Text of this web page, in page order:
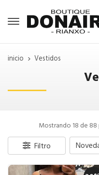
inicio Vestidos
Mostrando 18 de
Filtro